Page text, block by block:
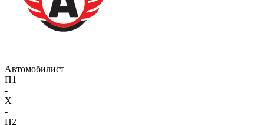
Автомобилист
П1
-
X
-
П2